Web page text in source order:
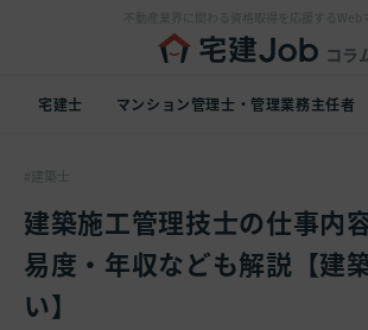
不動産業界に関わる資格取得を応援するWeb
宅建士 マンション管理士・管理業務主任者
建築士
建築施工管理技士の仕事内
易度・年収なども解説【建
い】